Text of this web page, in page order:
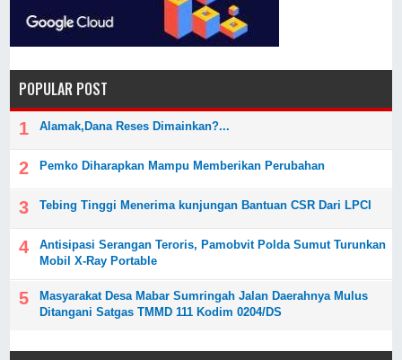
POPULAR POST
Alamak,Dana Reses Dimainkan?...
Pemko Diharapkan Mampu Memberikan Perubahan
Tebing Tinggi Menerima kunjungan Bantuan CSR Dari LPCI
Antisipasi Serangan Teroris, Pamobvit Polda Sumut Turunkan
Mobil X-Ray Portable
Masyarakat Desa Mabar Sumringah Jalan Daerahnya Mulus
Ditangani Satgas TMMD 111 Kodim 0204/DS